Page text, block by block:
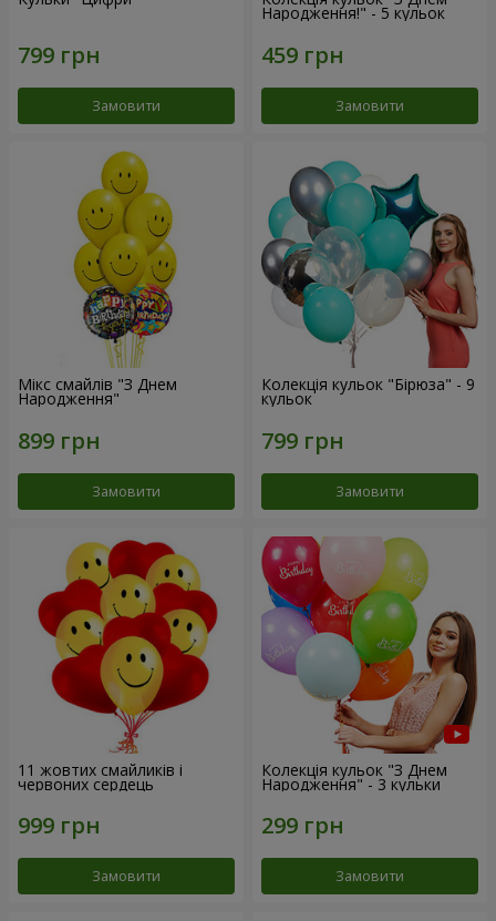
Замовити
Народження!" - 5 кульок
Замовити
Мікс смайлів "З Днем
Народження"
Замовити
Колекція кульок "Бірюза" - 9
кульок
Замовити
11 жовтих смайликів і
червоних сердець
Замовити
Колекція кульок "З Днем
Народження" - 3 кульки
Замовити